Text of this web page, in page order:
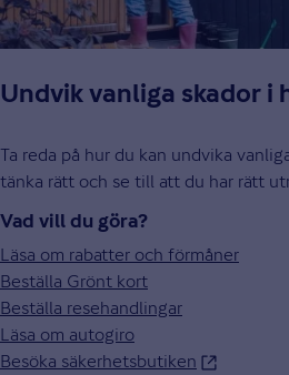
Undvik vanliga skador i
Ta reda på hur du kan undvika
tänka rätt och se till att du har rätt
Vad vill du göra?
Läsa om rabatter och förmåner
Beställa Grönt kort
Beställa resehandlingar
Läsa om autogiro
Besöka säkerhetsbutiken